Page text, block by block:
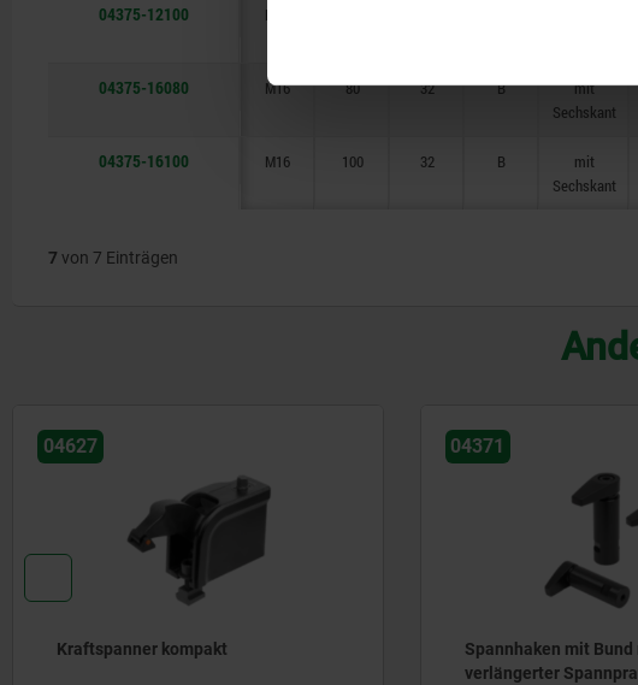
04375-12100 M12
04375-16080 M16 80 32 B
mit
Sechskant
04375-16100 M16 100 32 B
mit
Sechskant
7 von 7 Einträgen
04627
Kraftspanner kompakt
04371
Spannhaken mit Bund
verlängerter